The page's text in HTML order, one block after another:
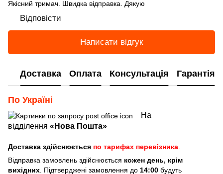
Якісний тримач. Швидка відправка. Дякую
Відповісти
Написати відгук
Доставка Оплата Консультація Гарантія
По Україні
На
відділення «Нова Пошта»
Доставка здійснюється по тарифах перевізника
Відправка замовлень здійснюється кожен день, крім
вихідних . Підтверджені замовлення до 14:00 будуть